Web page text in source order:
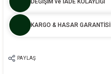
KARGO & HASAR GARANTİSİ
PAYLAŞ